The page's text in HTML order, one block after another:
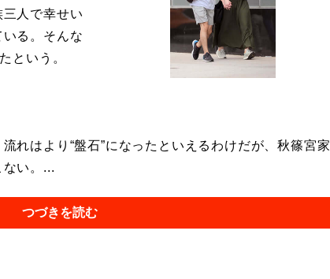
人で幸せい
る。そんな
という。
れはより“盤石”になったといえるわけだが、秋篠宮家
い。...
つづきを読む